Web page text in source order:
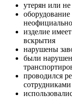
утерян или
неофициально
изделие
вскрытия
нарушены
были
проводился